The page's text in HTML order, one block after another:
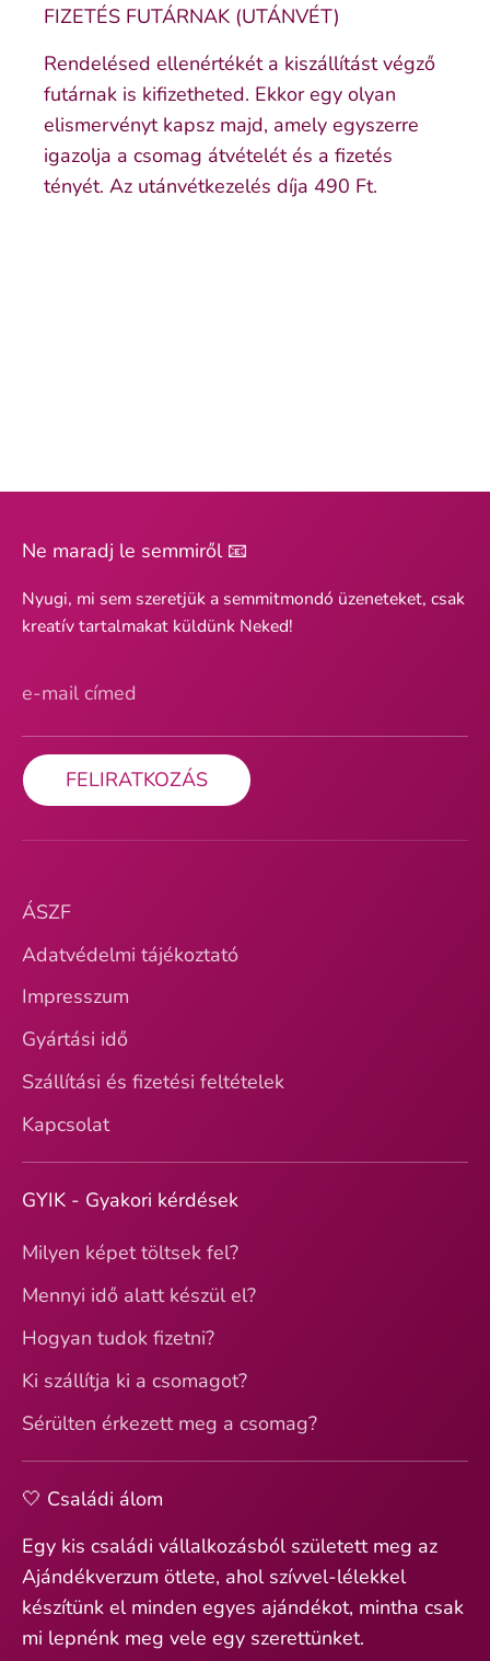
FIZETÉS FUTÁRNAK (UTÁNVÉT)
Rendelésed ellenértékét a kiszállítást végző
futárnak is kifizetheted. Ekkor egy olyan
elismervényt kapsz majd, amely egyszerre
igazolja a csomag átvételét és a fizetés
tényét. Az utánvétkezelés díja 490 Ft.
Ne maradj le semmiről 📧
Nyugi, mi sem szeretjük a semmitmondó üzeneteket, csak
kreatív tartalmakat küldünk Neked!
e-mail címed
FELIRATKOZÁS
ÁSZF
Adatvédelmi tájékoztató
Impresszum
Gyártási idő
Szállítási és fizetési feltételek
Kapcsolat
GYIK - Gyakori kérdések
Milyen képet töltsek fel?
Mennyi idő alatt készül el?
Hogyan tudok fizetni?
Ki szállítja ki a csomagot?
Sérülten érkezett meg a csomag?
🤍 Családi álom
Egy kis családi vállalkozásból született meg az
Ajándékverzum ötlete, ahol szívvel-lélekkel
készítünk el minden egyes ajándékot, mintha csak
mi lepnénk meg vele egy szerettünket.